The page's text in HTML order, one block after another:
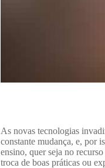
As novas tecnologias
constante mudança, e, por
ensino, quer seja no
troca de boas práticas ou